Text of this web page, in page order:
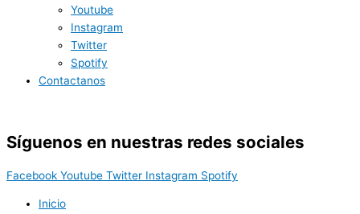
Youtube
Instagram
Twitter
Spotify
Contactanos
Síguenos en nuestras redes sociales
Facebook Youtube Twitter Instagram Spotify
Inicio